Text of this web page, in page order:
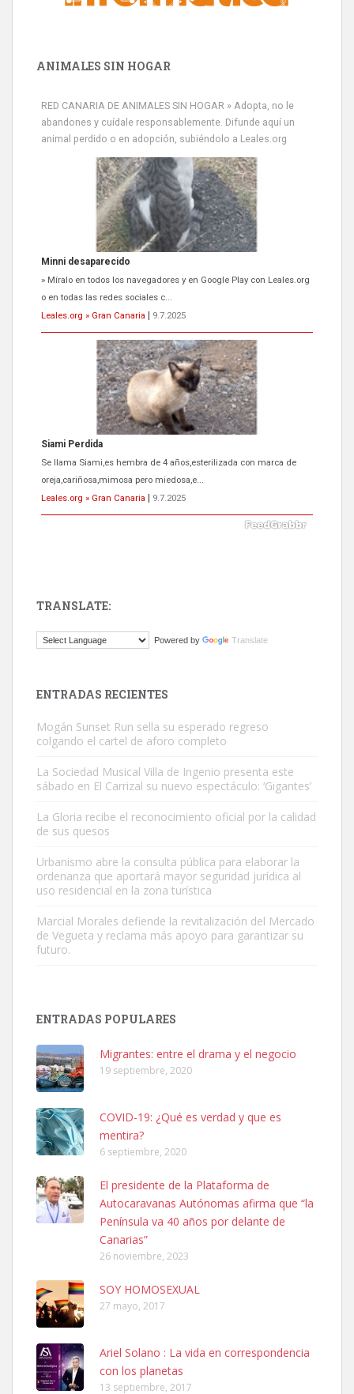
ANIMALES SIN HOGAR
RED CANARIA DE ANIMALES SIN HOGAR » Adopta, no le
abandones y cuídale responsablemente. Difunde aquí un
animal perdido o en adopción, subiéndolo a Leales.org
Minni desaparecido
» Míralo en todos los navegadores y en Google Play con Leales.org
o en todas las redes sociales c...
Leales.org » Gran Canaria
9.7.2025
Siami Perdida
Se llama Siami,es hembra de 4 años,esterilizada con marca de
oreja,cariñosa,mimosa pero miedosa,e...
Leales.org » Gran Canaria
9.7.2025
El ayuntamiento se va a llevar a Los Gatos callejeros de la zona los
Este gato macho ha aparecido en la calle hace menos de un mes,
Leales.org » Gran Canaria | 9.7.2025
Leales.org » Gran Canaria
SHIBA PERDIDO AVDA JOSE MESA Y LOPEZ
PERRO MACHO RAZA SHIBA CON MICROCHIP PERDIDO HOY
06/07/2025 ZONA MESA Y LOPEZ. ES MUY ASUSTADIZO
Leales.org » Gran Canaria
6.7.2025
Ninfa perdida
El día 5 se los perdió una ninfa papillera, asustada tiene miedo a la
TRANSLATE:
Powered by Translate
ENTRADAS RECIENTES
Mogán Sunset Run sella su esperado regreso
colgando el cartel de aforo completo
La Sociedad Musical Villa de Ingenio presenta este
sábado en El Carrizal su nuevo espectáculo: ‘Gigantes’
La Gloria recibe el reconocimiento oficial por la calidad
de sus quesos
Urbanismo abre la consulta pública para elaborar la
ordenanza que aportará mayor seguridad jurídica al
uso residencial en la zona turística
Marcial Morales defiende la revitalización del Mercado
de Vegueta y reclama más apoyo para garantizar su
futuro.
ENTRADAS POPULARES
Migrantes: entre el drama y el negocio
19 septiembre, 2020
COVID-19: ¿Qué es verdad y que es
mentira?
6 septiembre, 2020
El presidente de la Plataforma de
Autocaravanas Autónomas afirma que “la
Península va 40 años por delante de
Canarias”
26 noviembre, 2023
SOY HOMOSEXUAL
27 mayo, 2017
Ariel Solano : La vida en correspondencia
con los planetas
13 septiembre, 2017